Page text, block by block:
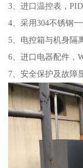
3、进口温控表，
4、采用304不锈钢
5、电控箱与机身隔
6、进口电器配件，
7、安全保护及故障